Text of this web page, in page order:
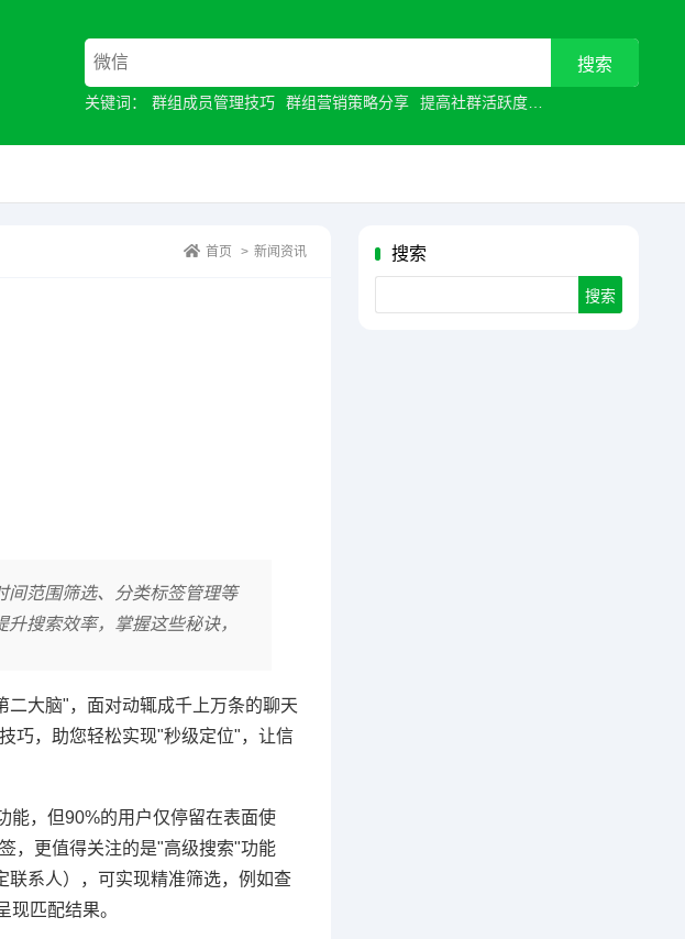
关键词： 群组成员管理技巧 群组营销策略分享 提高社群活跃度
搜索
首页 > 新闻资讯
间范围筛选、分类标签管理等
搜索效率，掌握这些秘诀，
大脑"，面对动辄成千上万条的聊天
巧，助您轻松实现"秒级定位"，让信
能，但90%的用户仅停留在表面使
，更值得关注的是"高级搜索"功能
系人），可实现精准筛选，例如查
匹配结果。